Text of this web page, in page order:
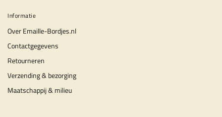
Informatie
Over Emaille-Bordjes.nl
Contactgegevens
Retourneren
Verzending & bezorging
Maatschappij & milieu